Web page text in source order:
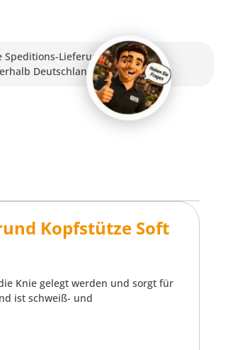
Speditions-Lieferung
Deutschlands
Kopfstütze Soft
Knie gelegt werden und sorgt für
ist schweiß- und